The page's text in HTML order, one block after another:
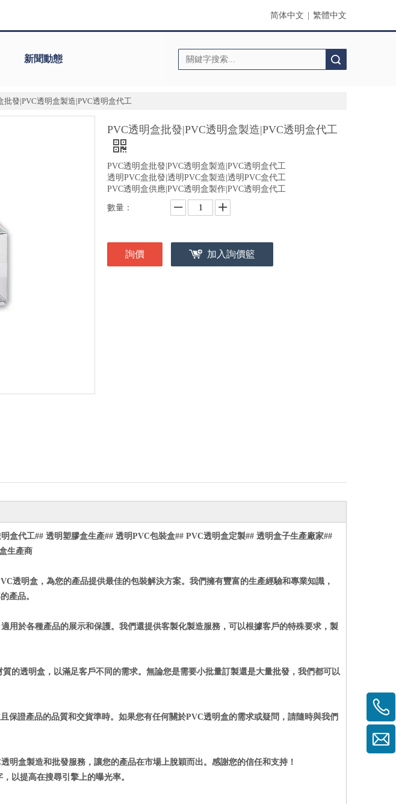
简体中文 繁體中文
新聞動態
批發|PVC透明盒製造|PVC透明盒代工
PVC透明盒批發|PVC透明盒製造|PVC透明盒代工
PVC透明盒批發|PVC透明盒製造|PVC透明盒代工
透明PVC盒批發|透明PVC盒製造|透明PVC盒代工
PVC透明盒供應|PVC透明盒製作|PVC透明盒代工
數量：
詢價 加入詢價籃
盒代工## 透明塑膠盒生產## 透明PVC包裝盒## PVC透明盒定製## 透明盒子生產廠家##
生產商
透明盒，為您的產品提供最佳的包裝解決方案。我們擁有豐富的生產經驗和專業知識，
產品。
用於各種產品的展示和保護。我們還提供客製化製造服務，可以根據客戶的特殊要求，製
質的透明盒，以滿足客戶不同的需求。無論您是需要小批量訂製還是大量批發，我們都可以
保證產品的品質和交貨準時。如果您有任何關於PVC透明盒的需求或疑問，請隨時與我們
透明盒製造和批發服務，讓您的產品在市場上脫穎而出。感謝您的信任和支持！
以提高在搜尋引擎上的曝光率。